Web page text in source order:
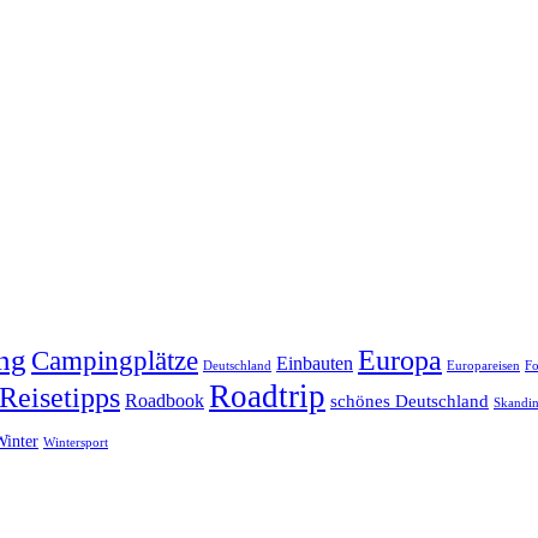
Campingplätze Deutschland Einbauten Europa Europareisen
Reisetipps Roadbook Roadtrip schönes Deutschland
Wintersport